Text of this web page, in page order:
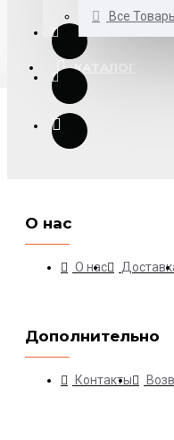
Все
КАТАЛОГ
О нас
О нас
Дополнительно
Контакты